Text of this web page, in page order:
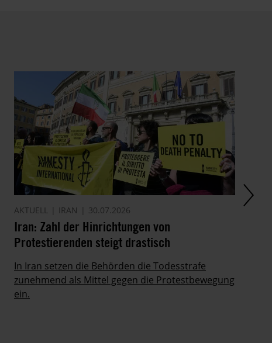
AKTUELL IRAN 30.07.2026
Iran: Zahl der Hinrichtungen von
Protestierenden steigt drastisch
In Iran setzen die Behörden die Todesstrafe
zunehmend als Mittel gegen die Protestbewegung
ein.